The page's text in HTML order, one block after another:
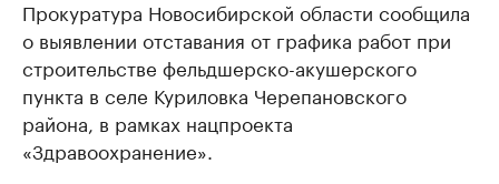
Прокуратура Новосибирской области сообщила
о выявлении отставания от графика работ при
строительстве фельдшерско-акушерского
пункта в селе Куриловка Черепановского
района, в рамках нацпроекта
«Здравоохранение».